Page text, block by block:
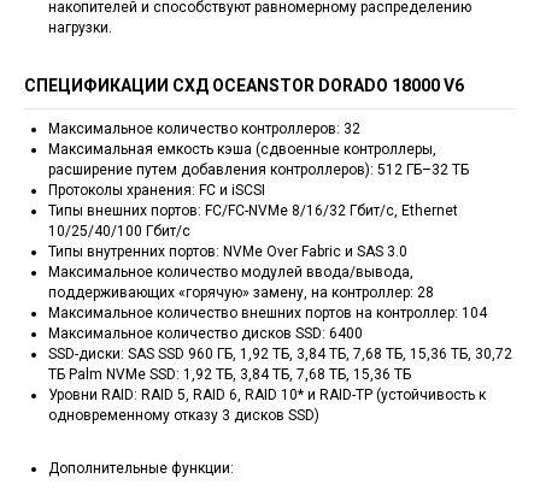
накопителей и способствуют равномерному распределению
нагрузки.
СПЕЦИФИКАЦИИ CХД OCEANSTOR DORADO 18000 V6
Максимальное количество контроллеров: 32
Максимальная емкость кэша (сдвоенные контроллеры,
расширение путем добавления контроллеров): 512 ГБ–32 ТБ
Протоколы хранения: FC и iSCSI
Типы внешних портов: FC/FC-NVMe 8/16/32 Гбит/с, Ethernet
10/25/40/100 Гбит/с
Типы внутренних портов: NVMe Over Fabric и SAS 3.0
Максимальное количество модулей ввода/вывода,
поддерживающих «горячую» замену, на контроллер: 28
Максимальное количество внешних портов на контроллер: 104
Максимальное количество дисков SSD: 6400
SSD-диски: SAS SSD 960 ГБ, 1,92 ТБ, 3,84 ТБ, 7,68 ТБ, 15,36 ТБ, 30,72
ТБ Palm NVMe SSD: 1,92 ТБ, 3,84 ТБ, 7,68 ТБ, 15,36 ТБ
Уровни RAID: RAID 5, RAID 6, RAID 10* и RAID-TP (устойчивость к
одновременному отказу 3 дисков SSD)
Дополнительные функции: